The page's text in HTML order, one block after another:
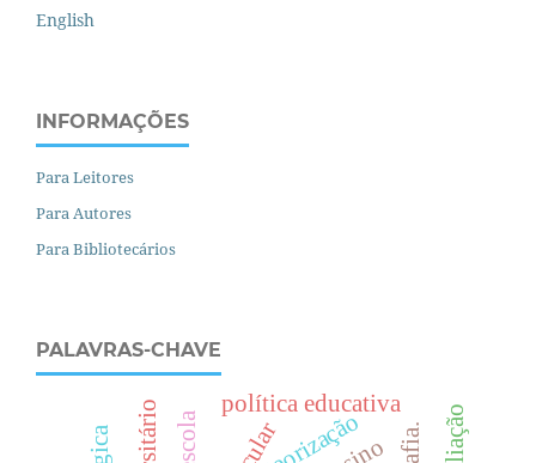
English
INFORMAÇÕES
Para Leitores
Para Autores
Para Bibliotecários
PALAVRAS-CHAVE
política educativa
teorização